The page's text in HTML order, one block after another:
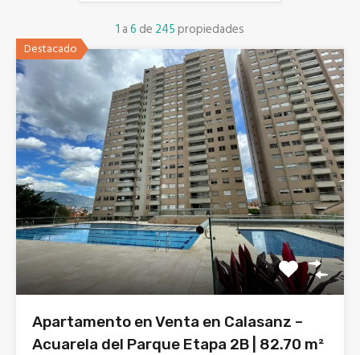
1 a6 de 245propiedades
Destacado
Apartamento en Venta en Calasanz –
Acuarela del Parque Etapa 2B | 82.70 m²